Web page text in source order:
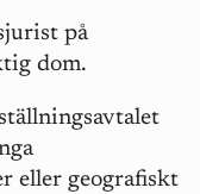
på
dom.
eller geografiskt